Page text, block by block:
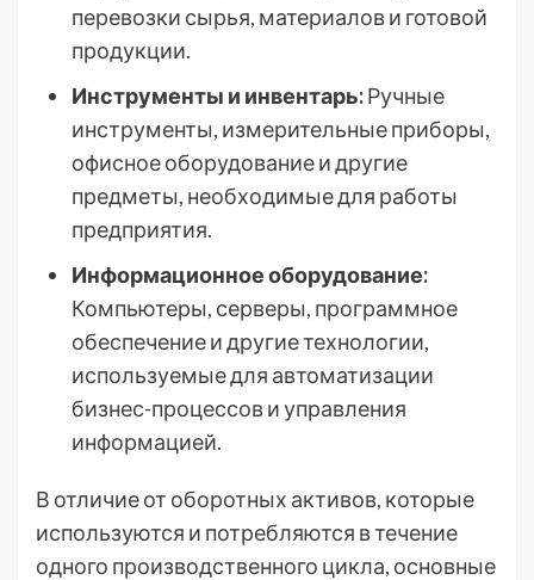
перевозки сырья, материалов и готовой
продукции.
Инструменты и инвентарь:Ручные
инструменты, измерительные приборы,
офисное оборудование и другие
предметы, необходимые для работы
предприятия.
Информационное оборудование:
Компьютеры, серверы, программное
обеспечение и другие технологии,
используемые для автоматизации
бизнес-процессов и управления
информацией.
В отличие от оборотных активов, которые
используются и потребляются в течение
одного производственного цикла, основные